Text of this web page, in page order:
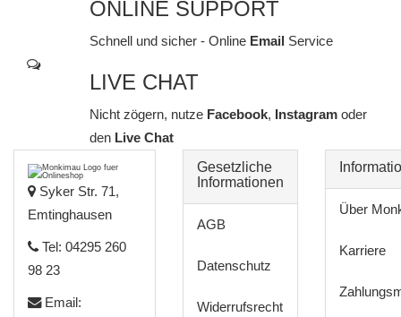
ONLINE SUPPORT
Schnell und sicher - Online Email Service
LIVE CHAT
Nicht zögern, nutze Facebook, Instagram oder
denLive Chat
Syker Str. 71,
Emtinghausen
Tel: 04295 260
98 23
Email:
Gesetzliche
Informationen
AGB
Datenschutz
Widerrufsrecht
Über
Karriere